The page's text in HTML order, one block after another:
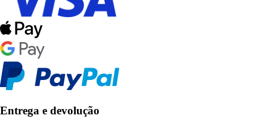
Entrega e devolução